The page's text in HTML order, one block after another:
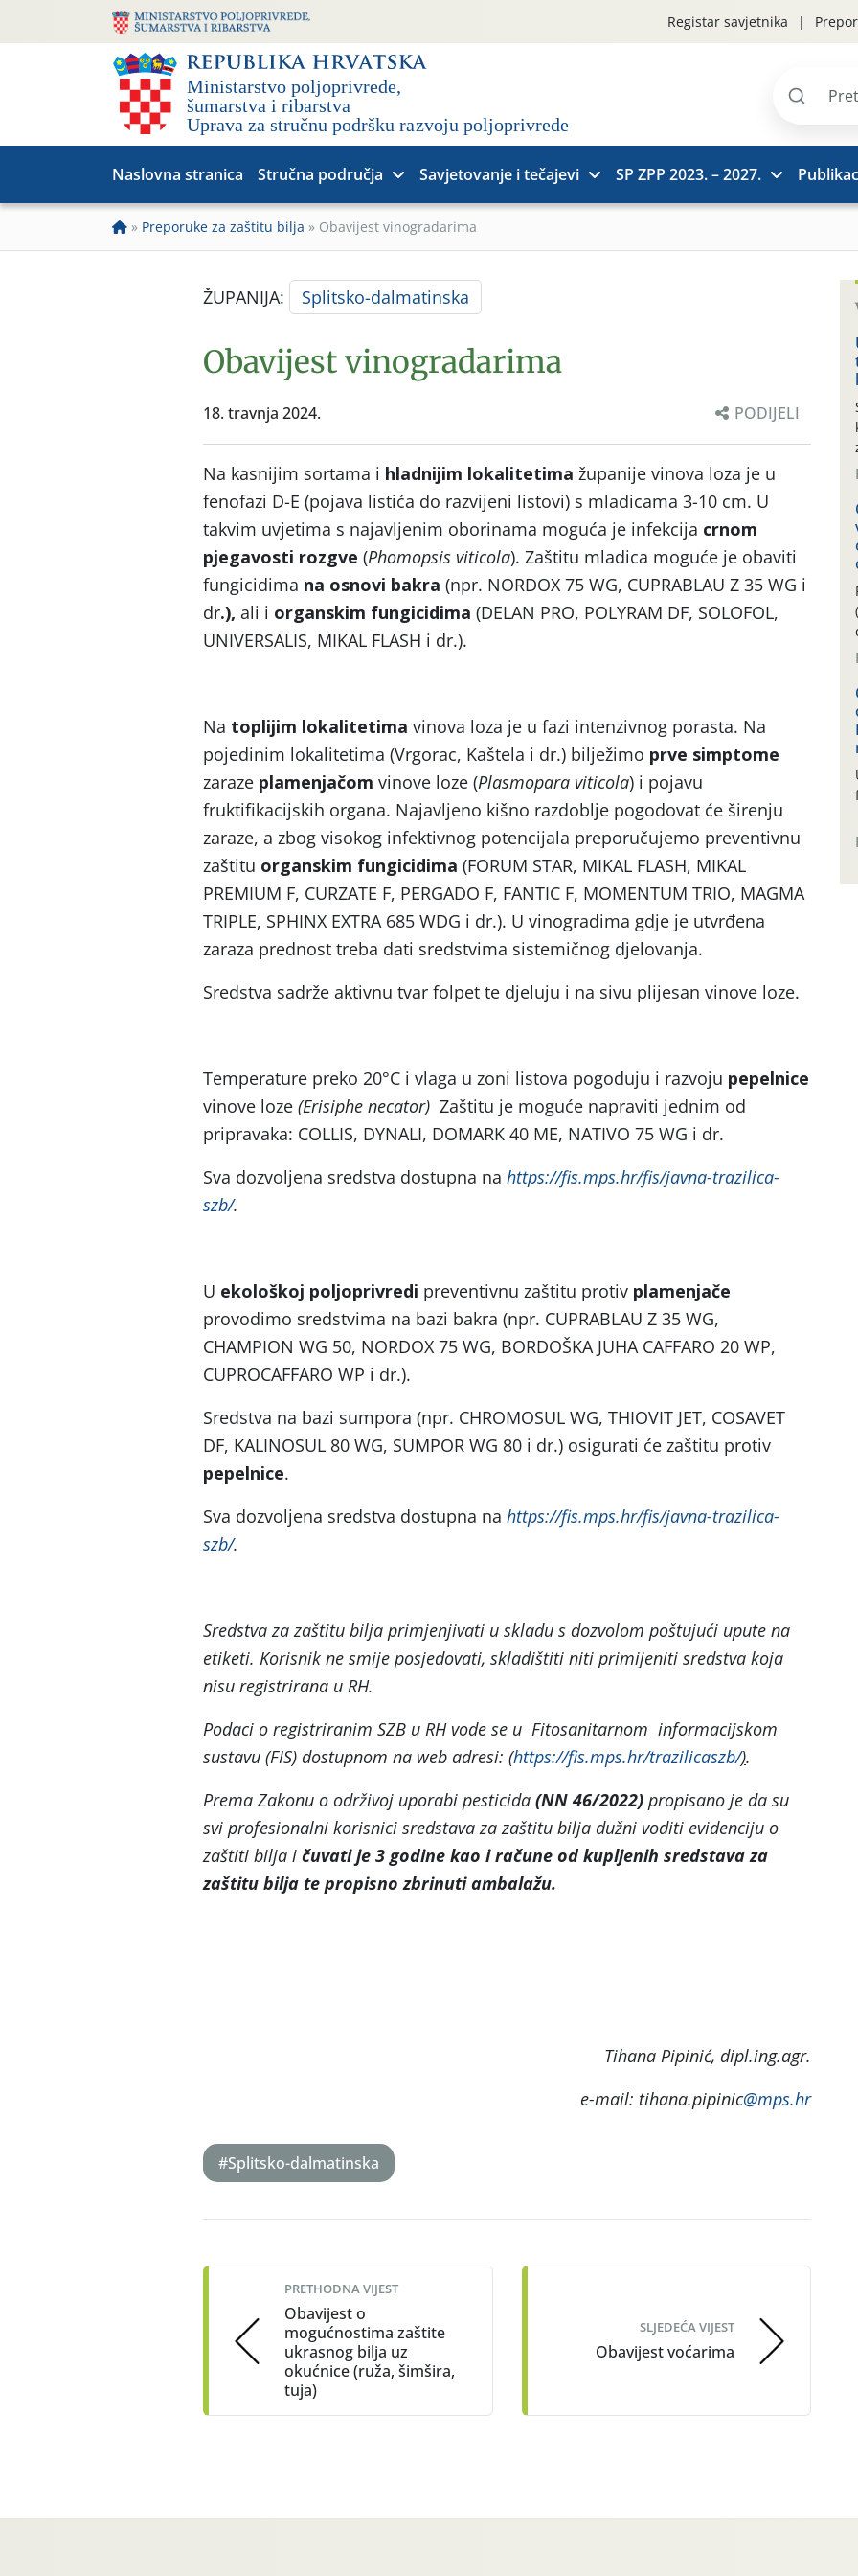
Registar savjetnika
Pretraži
Naslovna stranica Stručna područja Savjetovanje i tečajevi SP ZPP 2023. – 2027.
» Preporuke za zaštitu bilja » Obavijest vinogradarima
ŽUPANIJA: Splitsko-dalmatinska
Obavijest vinogradarima
18. travnja 2024. PODIJELI
Na kasnijim sortama i hladnijim lokalitetima županije vinova loza je u
fenofazi D-E (pojava listića do razvijeni listovi) s mladicama 3-10 cm. U
takvim uvjetima s najavljenim oborinama moguća je infekcija crnom
pjegavosti rozgve (Phomopsis viticola). Zaštitu mladica moguće je obaviti
fungicidima na osnovi bakra (npr. NORDOX 75 WG, CUPRABLAU Z 35 WG i
dr.), ali i organskim fungicidima (DELAN PRO, POLYRAM DF, SOLOFOL,
UNIVERSALIS, MIKAL FLASH i dr.).
Na toplijim lokalitetima vinova loza je u fazi intenzivnog porasta. Na
pojedinim lokalitetima (Vrgorac, Kaštela i dr.) bilježimo prve simptome
zaraze plamenjačom vinove loze (Plasmopara viticola) i pojavu
fruktifikacijskih organa. Najavljeno kišno razdoblje pogodovat će širenju
zaraze, a zbog visokog infektivnog potencijala preporučujemo preventivnu
zaštitu organskim fungicidima (FORUM STAR, MIKAL FLASH, MIKAL
PREMIUM F, CURZATE F, PERGADO F, FANTIC F, MOMENTUM TRIO, MAGMA
TRIPLE, SPHINX EXTRA 685 WDG i dr.). U vinogradima gdje je utvrđena
zaraza prednost treba dati sredstvima sistemičnog djelovanja.
Sredstva sadrže aktivnu tvar folpet te djeluju i na sivu plijesan vinove loze.
Temperature preko 20°C i vlaga u zoni listova pogoduju i razvoju pepelnice
vinove loze (Erisiphe necator) Zaštitu je moguće napraviti jednim od
pripravaka: COLLIS, DYNALI, DOMARK 40 ME, NATIVO 75 WG i dr.
Sva dozvoljena sredstva dostupna na https://fis.mps.hr/fis/javna-trazilica-
szb/.
U ekološkoj poljoprivredi preventivnu zaštitu protiv plamenjače
provodimo sredstvima na bazi bakra (npr. CUPRABLAU Z 35 WG,
CHAMPION WG 50, NORDOX 75 WG, BORDOŠKA JUHA CAFFARO 20 WP,
CUPROCAFFARO WP i dr.).
Sredstva na bazi sumpora (npr. CHROMOSUL WG, THIOVIT JET, COSAVET
DF, KALINOSUL 80 WG, SUMPOR WG 80 i dr.) osigurati će zaštitu protiv
pepelnice.
Sva dozvoljena sredstva dostupna na https://fis.mps.hr/fis/javna-trazilica-
szb/.
Sredstva za zaštitu bilja primjenjivati u skladu s dozvolom poštujući upute na
etiketi. Korisnik ne smije posjedovati, skladištiti niti primijeniti sredstva koja
nisu registrirana u RH.
Podaci o registriranim SZB u RH vode se u Fitosanitarnom informacijskom
sustavu (FIS) dostupnom na web adresi: (https://fis.mps.hr/trazilicaszb/).
Prema Zakonu o održivoj uporabi pesticida (NN 46/2022) propisano je da su
svi profesionalni korisnici sredstava za zaštitu bilja dužni voditi evidenciju o
zaštiti bilja i čuvati je 3 godine kao i račune od kupljenih sredstava za
zaštitu bilja te propisno zbrinuti ambalažu.
Tihana Pipinić, dipl.ing.agr.
e-mail: tihana.pipinic@mps.hr
#Splitsko-dalmatinska
navigation
PRETHODNA VIJEST
Obavijest o
mogućnostima zaštite
ukrasnog bilja uz
okućnice (ruža, šimšira,
tuja)
SLJEDEĆA VIJEST
Obavijest voćarima